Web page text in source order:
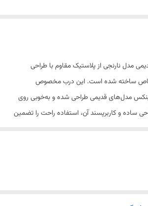
مدل نارنجی از پلاستیک مقاوم با طراحی
خاص ساخته شده است. این درب مخصوص
مدل‌های قدیمی طراحی شده و به‌خوبی روی
ساده و کاربرپسند آن، استفاده راحت را تضمین